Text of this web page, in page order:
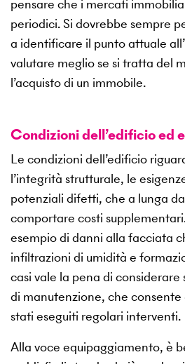
pensare che i mercati
periodici. Si dovrebbe sempre
a identificare il punto attuale
valutare meglio se si tratta del
l’acquisto di un immobile.
Condizioni dell’edificio ed
Le condizioni dell’edificio
l’integrità strutturale, le
potenziali difetti, che a lunga
comportare costi
esempio di danni alla facciata
infiltrazioni di umidità e
casi vale la pena di
di manutenzione, che consente
stati eseguiti regolari interventi.
Alla voce equipaggiamento, è